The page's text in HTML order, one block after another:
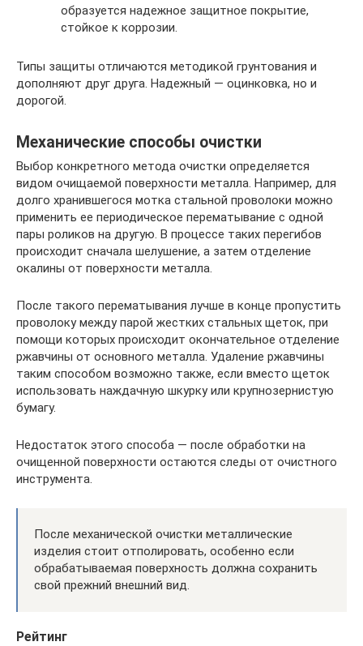
образуется надежное защитное покрытие,
стойкое к коррозии.
Типы защиты отличаются методикой грунтования и
дополняют друг друга. Надежный — оцинковка, но и
дорогой.
Механические способы очистки
Выбор конкретного метода очистки определяется
видом очищаемой поверхности металла. Например, для
долго хранившегося мотка стальной проволоки можно
применить ее периодическое перематывание с одной
пары роликов на другую. В процессе таких перегибов
происходит сначала шелушение, а затем отделение
окалины от поверхности металла.
После такого перематывания лучше в конце пропустить
проволоку между парой жестких стальных щеток, при
помощи которых происходит окончательное отделение
ржавчины от основного металла. Удаление ржавчины
таким способом возможно также, если вместо щеток
использовать наждачную шкурку или крупнозернистую
бумагу.
Недостаток этого способа — после обработки на
очищенной поверхности остаются следы от очистного
инструмента.
После механической очистки металлические
изделия стоит отполировать, особенно если
обрабатываемая поверхность должна сохранить
свой прежний внешний вид.
Рейтинг